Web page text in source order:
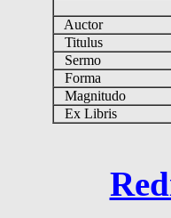
Auctor
Titulus
Sermo
Forma
Magnitudo
Ex Libris